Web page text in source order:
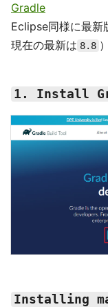
Gradle
Eclipse同様に最新
現在の最新は 8.8
1. Install
Installing